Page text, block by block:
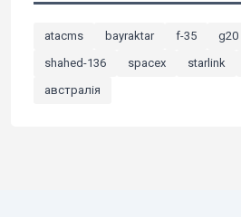
atacms bayraktar f-35 g20
shahed-136
spacex starlink
австралія